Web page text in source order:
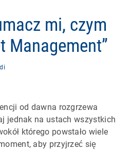
mi, czym
Management”
od dawna rozgrzewa
jednak na ustach wszystkich
którego powstało wiele
aby przyjrzeć się